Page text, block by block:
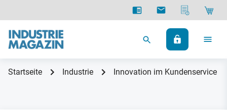
Startseite Industrie Innovation im Kundenservice